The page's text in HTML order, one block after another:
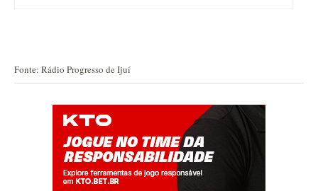
Fonte: Rádio Progresso de Ijuí